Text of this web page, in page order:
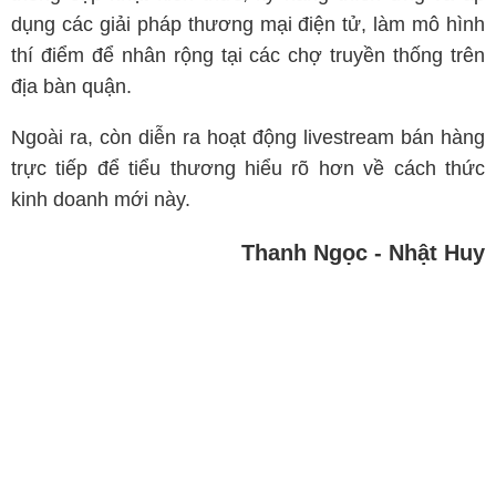
dụng các giải pháp thương mại điện tử, làm mô hình
thí điểm để nhân rộng tại các chợ truyền thống trên
địa bàn quận.
Ngoài ra, còn diễn ra hoạt động livestream bán hàng
trực tiếp để tiểu thương hiểu rõ hơn về cách thức
kinh doanh mới này.
Thanh Ngọc - Nhật Huy